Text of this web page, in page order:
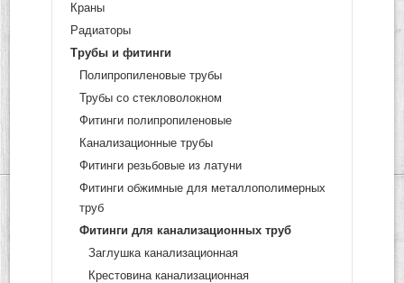
Краны
Радиаторы
Трубы и фитинги
Полипропиленовые трубы
Трубы со стекловолокном
Фитинги полипропиленовые
Канализационные трубы
Фитинги резьбовые из латуни
Фитинги обжимные для металлополимерных
труб
Фитинги для канализационных труб
Заглушка канализационная
Крестовина канализационная